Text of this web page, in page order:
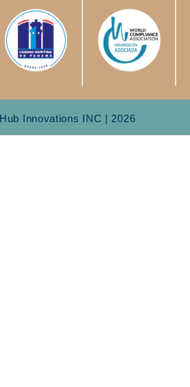
Innovations INC | 2026